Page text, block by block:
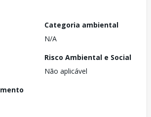
Categoria ambiental
N/A
Risco Ambiental e Social
Não aplicável